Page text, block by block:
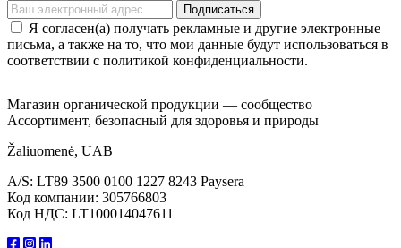
Я согласен(а) получать рекламные и другие электронные
письма, а также на то, что мои данные будут использоваться в
соответствии с политикой конфиденциальности.
Магазин органической продукции — сообщество
Ассортимент, безопасный для здоровья и природы
Žaliuomenė, UAB
A/S: LT89 3500 0100 1227 8243 Paysera
Код компании: 305766803
Код НДС: LT100014047611